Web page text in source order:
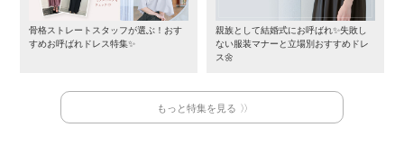
骨格ストレートスタッフが選ぶ！おす
すめお呼ばれドレス特集✨
親族として結婚式にお呼ばれ✨失敗し
ない服装マナーと立場別おすすめドレ
ス🌼
もっと特集を見る